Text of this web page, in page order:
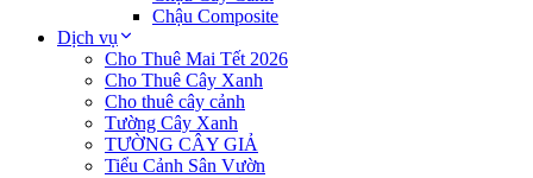
Chậu Composite
Dịch vụ
Cho Thuê Mai Tết 2026
Cho Thuê Cây Xanh
Cho thuê cây cảnh
Tường Cây Xanh
TƯỜNG CÂY GIẢ
Tiểu Cảnh Sân Vườn